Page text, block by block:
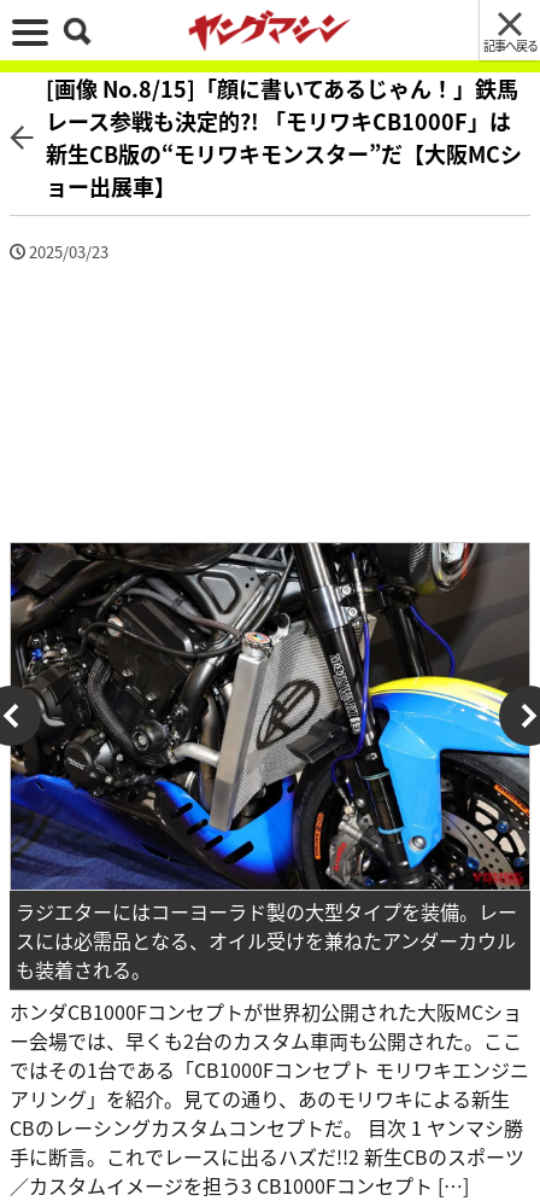
記事へ戻る
[画像 No.8/15]「顔に書いてあるじゃん！」鉄馬
レース参戦も決定的?! 「モリワキCB1000F」は
新生CB版の“モリワキモンスター”だ【大阪MCシ
ョー出展車】
2025/03/23
ラジエターにはコーヨーラド製の大型タイプを装備。レー
スには必需品となる、オイル受けを兼ねたアンダーカウル
も装着される。
ホンダCB1000Fコンセプトが世界初公開された大阪MCショ
ー会場では、早くも2台のカスタム車両も公開された。ここ
ではその1台である「CB1000Fコンセプト モリワキエンジニ
アリング」を紹介。見ての通り、あのモリワキによる新生
CBのレーシングカスタムコンセプトだ。 目次 1 ヤンマシ勝
手に断言。これでレースに出るハズだ!!2 新生CBのスポーツ
／カスタムイメージを担う3 CB1000Fコンセプト […]